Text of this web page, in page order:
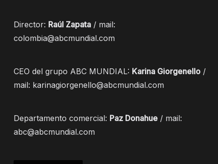
Director: Raúl Zapata / mail:
colombia@abcmundial.com
CEO del grupo ABC MUNDIAL: Karina Giorgenello /
mail: karinagiorgenello@abcmundial.com
Departamento comercial: Paz Donahue / mail:
abc@abcmundial.com